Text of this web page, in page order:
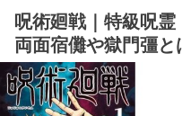
呪術廻戦｜特級呪霊
両面宿儺や獄門彊と